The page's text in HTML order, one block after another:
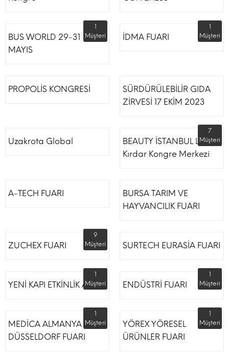
BUS WORLD 29-31
MAYIS
1
Müşteri
İDMA FUARI
1
Müşteri
PROPOLİS KONGRESİ
SÜRDÜRÜLEBİLİR GIDA
ZİRVESİ 17 EKİM 2023
Uzakrota Global
BEAUTY İSTANBUL Lütfi
Kırdar Kongre Merkezi
7
Müşteri
A-TECH FUARI
BURSA TARIM VE
HAYVANCILIK FUARI
ZUCHEX FUARI
9
Müşteri
SURTECH EURASİA FUARI
YENİ KAPI ETKİNLİK ALANI
1
Müşteri
ENDÜSTRİ FUARI
1
Müşteri
MEDİCA ALMANYA
DÜSSELDORF FUARI
1
Müşteri
YÖREX YÖRESEL
ÜRÜNLER FUARI
1
Müşteri